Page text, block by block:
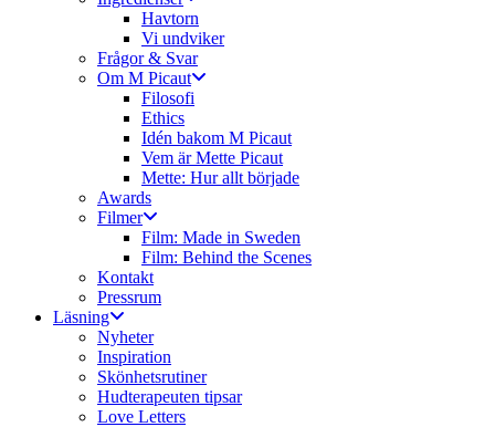
Havtorn
Vi undviker
Frågor & Svar
Om M Picaut
Filosofi
Ethics
Idén bakom M Picaut
Vem är Mette Picaut
Mette: Hur allt började
Awards
Filmer
Film: Made in Sweden
Film: Behind the Scenes
Kontakt
Pressrum
Läsning
Nyheter
Inspiration
Skönhetsrutiner
Hudterapeuten tipsar
Love Letters